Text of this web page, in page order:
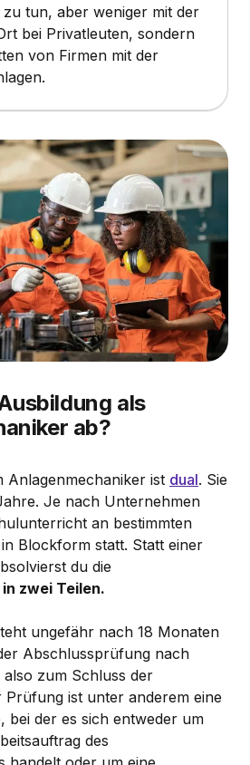
zu tun, aber weniger mit der
bei Privatleuten, sondern
von Firmen mit der
als
ab?
Anlagenmechaniker ist dual. Sie
Je nach Unternehmen
an bestimmten
Blockform statt. Statt einer
du die
zwei Teilen.
ungefähr nach 18 Monaten
Abschlussprüfung nach
zum Schluss der
Prüfung ist unter anderem eine
bei der es sich entweder um
des